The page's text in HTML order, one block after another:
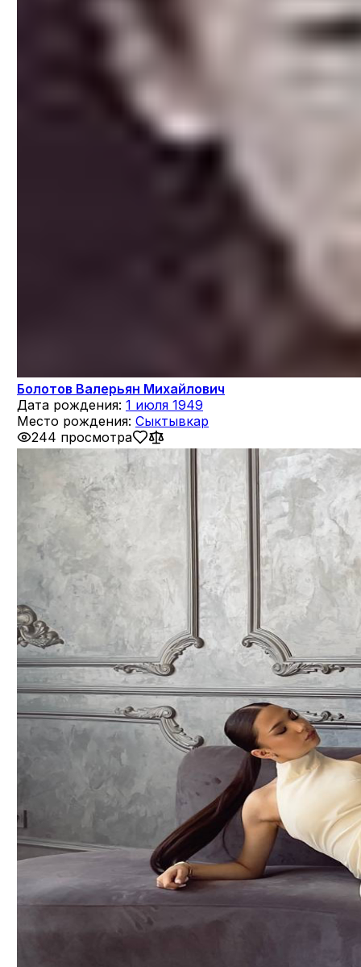
Болотов Валерьян Михайлович
Дата рождения: 1 июля 1949
Место рождения: Сыктывкар
244 просмотра